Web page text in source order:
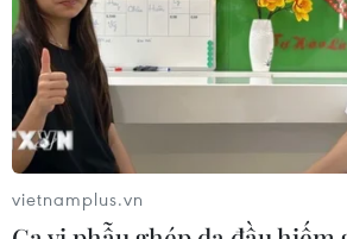
vietnamplus.vn